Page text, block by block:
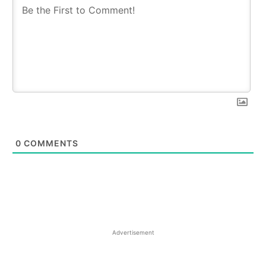
0 COMMENTS
Advertisement